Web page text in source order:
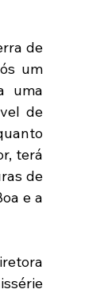
de
um
uma
de
terá
de
e a